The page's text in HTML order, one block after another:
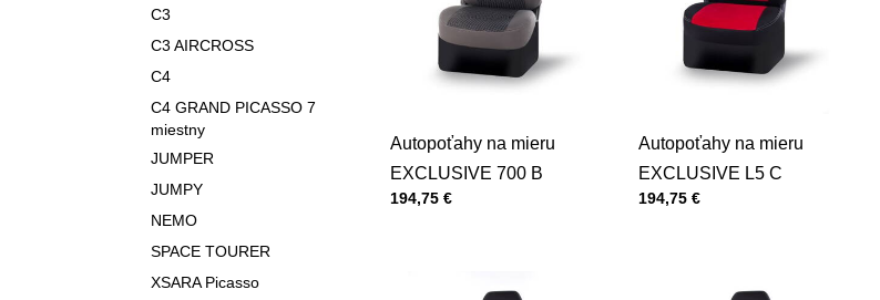
Autopoťahy na mieru
EXCLUSIVE 700 B
Cena s DPH
194,75 €
Autopoťahy na mieru
EXCLUSIVE L5 C
Cena s DPH
194,75 €
C3
C3 AIRCROSS
C4
C4 GRAND PICASSO 7
miestny
JUMPER
JUMPY
NEMO
SPACE TOURER
XSARA Picasso